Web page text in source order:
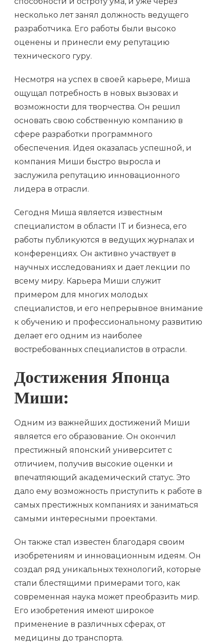
несколько лет занял должность ведущего
разработчика. Его работы были высоко
оценены и принесли ему репутацию
технического гуру.
Несмотря на успех в своей карьере, Миша
ощущал потребность в новых вызовах и
возможности для творчества. Он решил
основать свою собственную компанию в
сфере разработки программного
обеспечения. Идея оказалась успешной, и
компания Миши быстро выросла и
заслужила репутацию инновационного
лидера в отрасли.
Сегодня Миша является известным
специалистом в области IT и бизнеса, его
работы публикуются в ведущих журналах и
конференциях. Он активно участвует в
научных исследованиях и дает лекции по
всему миру. Карьера Миши служит
примером для многих молодых
специалистов, и его непрерывное внимание
к обучению и профессиональному развитию
делает его одним из наиболее
востребованных специалистов в отрасли.
Достижения Японца
Миши:
Одним из важнейших достижений Миши
является его образование. Он окончил
престижный японский университет с
отличием, получив высокие оценки и
впечатляющий академический статус. Это
дало ему возможность приступить к работе в
самых престижных компаниях и заниматься
самыми интересными проектами.
Он также стал известен благодаря своим
изобретениям и инновационным идеям. Он
создал ряд уникальных технологий, которые
стали блестящими примерами того, как
современная наука может преобразить мир.
Его изобретения имеют широкое
применение в различных сферах, от
медицины до транспорта.